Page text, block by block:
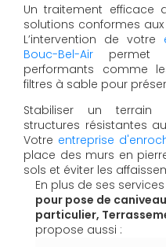
Un traitement efficace
solutions conformes
L’intervention de votre
Bouc-Bel-Air permet
performants comme
filtres à sable pour
Stabiliser un terrain
structures résistantes
Votre entreprise
place des murs en
sols et éviter les
En plus de ses services
pour pose de
particulier,
propose aussi :